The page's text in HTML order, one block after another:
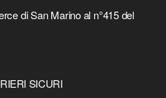
di San Marino al n°415 del
SICURI